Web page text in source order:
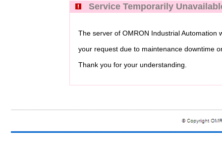
Service Temporarily
The server of OMRON Industrial Automation
your request due to maintenance downtime
Thank you for your understanding.